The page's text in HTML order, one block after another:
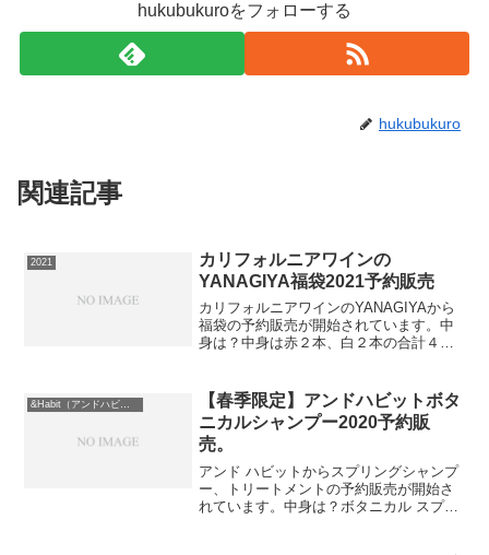
hukubukuroをフォローする
hukubukuro
関連記事
2021
カリフォルニアワインの
YANAGIYA福袋2021予約販売
カリフォルニアワインのYANAGIYAから
福袋の予約販売が開始されています。中
身は？中身は赤２本、白２本の合計４
ょっと良いものを入れさせて頂く代わり
に、割引率をＵＰさせ...
【春季限定】アンドハビットボタ
ニカルシャンプー2020予約販
売。
アンド ハビットからスプリングシャンプ
ー、トリートメントの予約販売が開始さ
れています。中身は？ボタニカル スプリ